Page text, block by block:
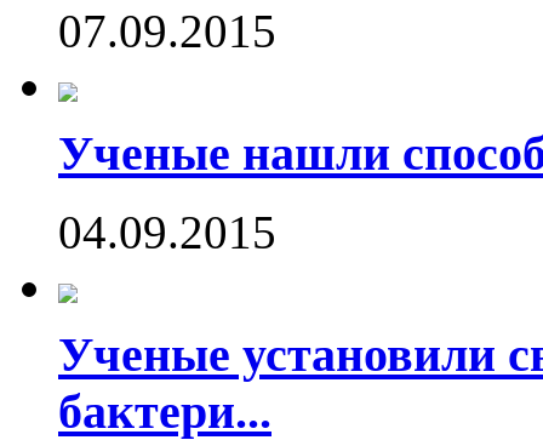
07.09.2015
Ученые нашли
04.09.2015
Ученые установили
бактери...